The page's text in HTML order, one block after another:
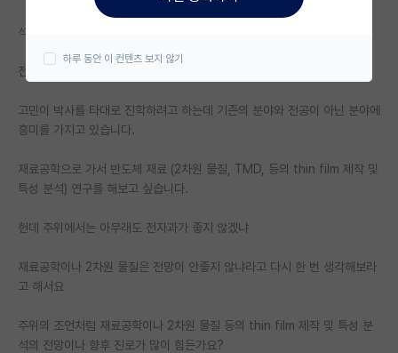
대학원생 모집 게시판
연구실(PI) 홍보 게시판
석박사 채용 정보 게시판
학부 인턴 게시판
취업 게시판
임용 후기 게시판
PI 전용 게시판
인문사회 계열 게시판
석사때의 주제는 반도체 device (Rram, Fefet)를 다루었습니다.
전자과의 메인은 회로라고 생각하지만 소자도 나름 재미있게 했습니다.
고민이 박사를 타대로 진학하려고 하는데 기존의 분야와 전공이 아닌 분야에
흥미를 가지고 있습니다.
재료공학으로 가서 반도체 재료 (2차원 물질, TMD, 등의 thin film 제작 및
특성 분석) 연구를 해보고 싶습니다.
헌데 주위에서는 아무래도 전자과가 좋지 않겠냐
재료공학이나 2차원 물질은 전망이 안좋지 않냐라고 다시 한 번 생각해보라
고 해서요
주위의 조언처럼 재료공학이나 2차원 물질 등의 thin film 제작 및 특성 분
석의 전망이나 향후 진로가 많이 힘든가요?
하루 동안 이 컨텐츠 보지 않기